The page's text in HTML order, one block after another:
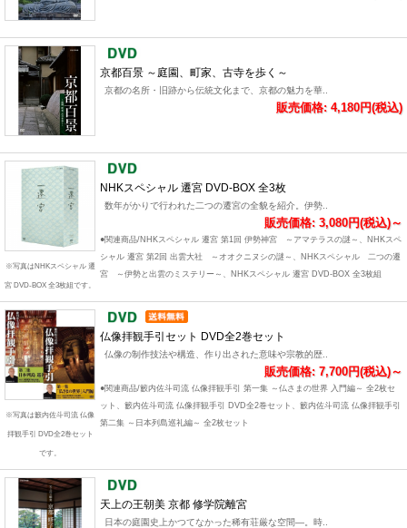
京都百景 ～庭園、町家、古寺を歩く～
京都の名所・旧跡から伝統文化まで、京都の魅力を華..
販売価格: 4,180円(税込)
※写真はNHKスペシャル 遷
宮 DVD-BOX 全3枚組です。
NHKスペシャル 遷宮 DVD-BOX 全3枚
数年がかりで行われた二つの遷宮の全貌を紹介。伊勢..
販売価格: 3,080円(税込)～
●関連商品/NHKスペシャル 遷宮 第1回 伊勢神宮 ～アマテラスの謎～、NHKスペ
シャル 遷宮 第2回 出雲大社 ～オオクニヌシの謎～、NHKスペシャル 二つの遷
宮 ～伊勢と出雲のミステリー～、NHKスペシャル 遷宮 DVD-BOX 全3枚組
※写真は籔内佐斗司流 仏像
拝観手引 DVD全2巻セット
です。
仏像拝観手引セット DVD全2巻セット
仏像の制作技法や構造、作り出された意味や宗教的歴..
販売価格: 7,700円(税込)～
●関連商品/籔内佐斗司流 仏像拝観手引 第一集 ～仏さまの世界 入門編～ 全2枚セ
ット、籔内佐斗司流 仏像拝観手引 DVD全2巻セット、籔内佐斗司流 仏像拝観手引
第二集 ～日本列島巡礼編～ 全2枚セット
天上の王朝美 京都 修学院離宮
日本の庭園史上かつてなかった稀有荘厳な空間―。時..